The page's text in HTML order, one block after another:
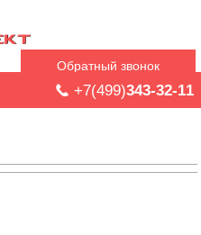
Обратный звонок
+7(499)343-32-11